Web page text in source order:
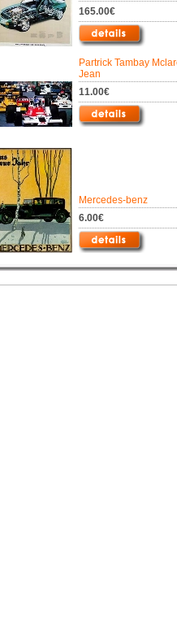
165.00€
Partrick Tambay
Jean
11.00€
Mercedes-benz
6.00€